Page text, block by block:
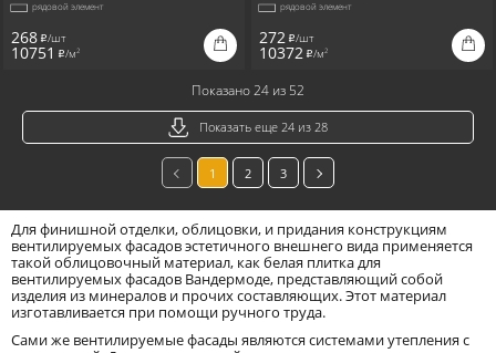
рядовой элемент
268 i/шт
10751 i/м2
рядовой элемент
272 i/шт
10372 i/м2
Показано 24 из 52
Показать еще 24 из 28
1 2 3
Для финишной отделки, облицовки, и придания конструкциям
вентилируемых фасадов эстетичного внешнего вида применяется
такой облицовочный материал, как белая плитка для
вентилируемых фасадов Вандермоде, представляющий собой
изделия из минералов и прочих составляющих. Этот материал
изготавливается при помощи ручного труда.
Сами же вентилируемые фасады являются системами утепления с